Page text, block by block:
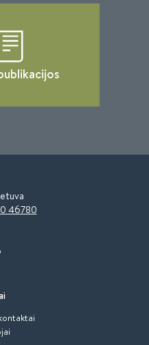
46780